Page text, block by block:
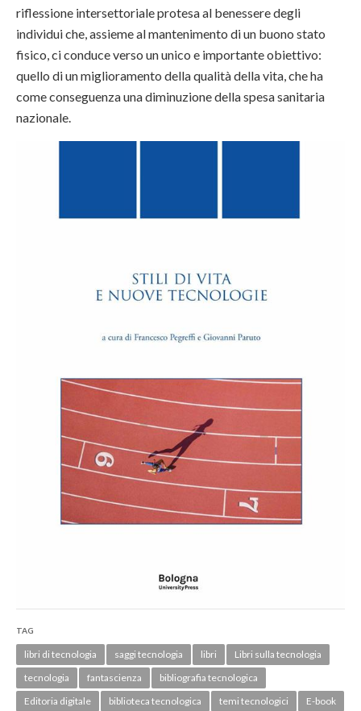
riflessione intersettoriale protesa al benessere degli
individui che, assieme al mantenimento di un buono stato
fisico, ci conduce verso un unico e importante obiettivo:
quello di un miglioramento della qualità della vita, che ha
come conseguenza una diminuzione della spesa sanitaria
nazionale.
TAG
libri di tecnologia saggi tecnologia libri
Libri sulla tecnologia
tecnologia
fantascienza
bibliografia tecnologica
Editoria digitale
biblioteca tecnologica temi tecnologici
E-book